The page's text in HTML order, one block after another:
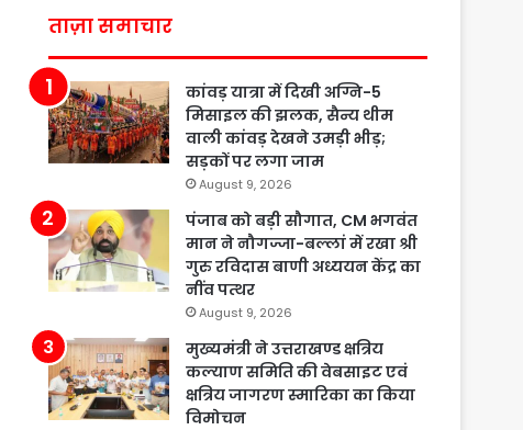
ताज़ा समाचार
कांवड़ यात्रा में दिखी अग्नि-5
मिसाइल की झलक, सैन्य थीम
वाली कांवड़ देखने उमड़ी भीड़;
सड़कों पर लगा जाम
August 9, 2026
पंजाब को बड़ी सौगात, CM भगवंत
मान ने नौगज्जा-बल्लां में रखा श्री
गुरु रविदास बाणी अध्ययन केंद्र का
नींव पत्थर
August 9, 2026
मुख्यमंत्री ने उत्तराखण्ड क्षत्रिय
कल्याण समिति की वेबसाइट एवं
क्षत्रिय जागरण स्मारिका का किया
विमोचन